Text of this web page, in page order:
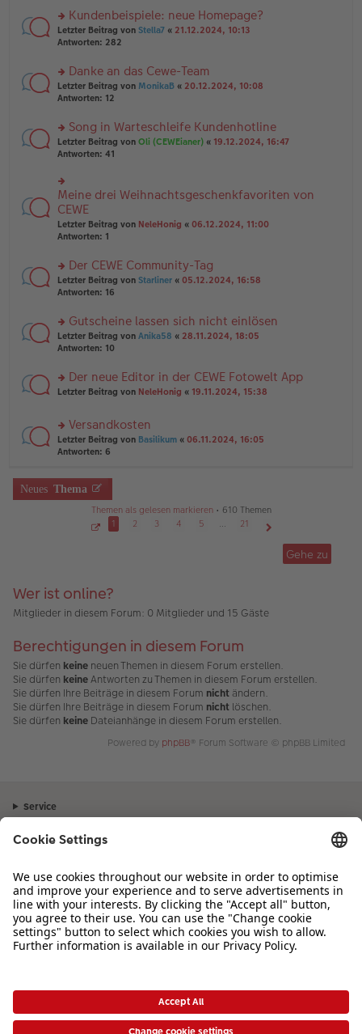
gB
ei
tr
g
n
g
el
e
n
er
tr
a
g
rs
te
n
g
el
e
n
er
tr
a
g
Kundenbeispiele: neue Homepage?
Letzter Beitrag von Stella7 « 21.12.2024, 10:13
Antworten: 282
rs
te
n
g
el
e
n
er
B
ei
tr
g
Danke an das Cewe-Team
Letzter Beitrag von MonikaB « 20.12.2024, 10:08
Antworten: 12
rs
te
u
n
g
el
es
e
er
B
ei
tr
g
Song in Warteschleife Kundenhotline
Letzter Beitrag von Oli (CEWEianer) « 19.12.2024, 16:47
Antworten: 41
rs
te
r
u
n
el
es
e
B
ei
tr
g
Meine drei Weihnachtsgeschenkfavoriten von
CEWE
Letzter Beitrag von NeleHonig « 06.12.2024, 11:00
Antworten: 1
rs
te
n
g
el
e
n
ei
tr
a
Der CEWE Community-Tag
Letzter Beitrag von Starliner « 05.12.2024, 16:58
Antworten: 16
rs
te
n
g
es
e
n
er
ei
tr
Gutscheine lassen sich nicht einlösen
Letzter Beitrag von Anika58 « 28.11.2024, 18:05
Antworten: 10
rs
u
n
g
es
e
n
Der neue Editor in der CEWE Fotowelt App
Letzter Beitrag von NeleHonig « 19.11.2024, 15:38
rs
te
n
g
tr
a
g
Versandkosten
Letzter Beitrag von Basilikum « 06.11.2024, 16:05
Antworten: 6
Neues Thema
Themen als gelesen markieren• 610 Themen
v
o
n
2
1 2 3 4 5 …
21
Gehe zu
Wer ist online?
Mitglieder in diesem Forum: 0 Mitglieder und 15 Gäste
Berechtigungen in diesem Forum
Sie dürfen keine neuen Themen in diesem Forum erstellen.
Sie dürfen keineAntworten zu Themen in diesem Forum erstellen.
Sie dürfen Ihre Beiträge in diesem Forum nicht ändern.
Sie dürfen Ihre Beiträge in diesem Forum nicht löschen.
Sie dürfen keine Dateianhänge in diesem Forum erstellen.
Powered by phpBB® Forum Software © phpBB Limited
Service
Sortiment
Inspiration